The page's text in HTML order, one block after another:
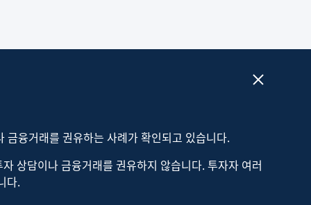
융거래를 권유하는 사례가 확인되고 있습니다.
상담이나 금융거래를 권유하지 않습니다. 투자자 여러
다.